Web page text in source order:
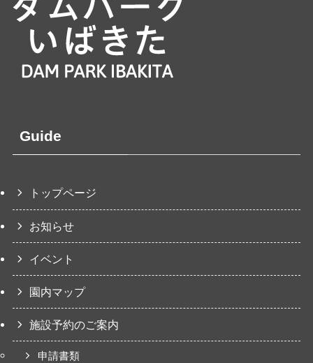
Guide
トップページ
お知らせ
イベント
園内マップ
施設予約のご案内
申請書類